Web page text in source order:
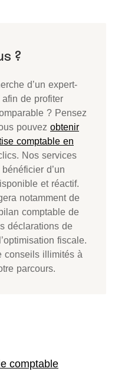
d’un expert-
de profiter
? Pensez
pouvez obtenir
comptable en
Nos services
d’un
et réactif.
notamment de
comptable de
déclarations de
fiscale.
conseils illimités à
parcours.
comptable